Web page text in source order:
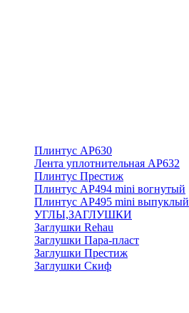
Плинтус АР630
Лента уплотнительная АР632
Плинтус Престиж
Плинтус АР494 mini вогнутый
Плинтус АР495 mini выпуклый
УГЛЫ,ЗАГЛУШКИ
Заглушки Rehau
Заглушки Пара-пласт
Заглушки Престиж
Заглушки Скиф